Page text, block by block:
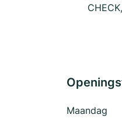
Maandag